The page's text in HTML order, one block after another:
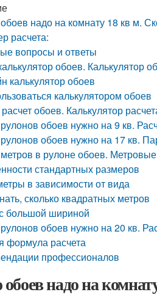
надо на комнату 18 кв м.
расчета:
вопросы и ответы
обоев. Калькулятор
калькулятор обоев
калькулятором обоев
обоев. Калькулятор
обоев нужно на 9 кв.
обоев нужно на 17 кв.
в рулоне обоев.
стандартных размеров
в зависимости от вида
сколько квадратных метров
большой шириной
обоев нужно на 20 кв.
формула расчета
профессионалов
надо на